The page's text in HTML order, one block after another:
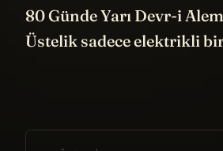
80 Günde Yarı Devr-i
Üstelik sadece elektrikli